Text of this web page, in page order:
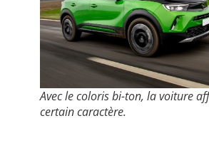
Avec le coloris bi-ton, la voiture
certain caractère.